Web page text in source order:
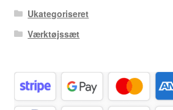
Ukategoriseret
Værktøjssæt